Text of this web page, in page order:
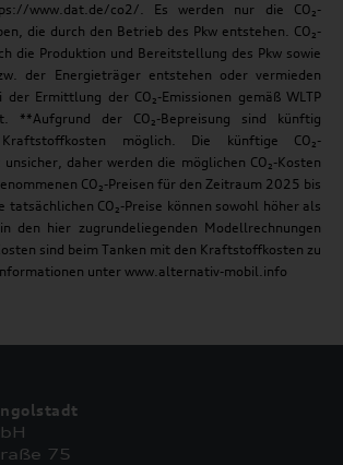
www.dat.de/co2/. Es werden nur die CO₂-
die durch den Betrieb des Pkw entstehen. CO₂-
die Produktion und Bereitstellung des Pkw sowie
der Energieträger entstehen oder vermieden
Ermittlung der CO₂-Emissionen gemäß WLTP
**Aufgrund der CO₂-Bepreisung sind künftig
möglich. Die künftige CO₂-
daher werden die möglichen CO₂-Kosten
CO₂-Preisen für den Zeitraum 2025 bis
CO₂-Preise können sowohl höher als
den hier zugrundeliegenden Modellrechnungen
sind beim Tanken mit den Kraftstoffkosten zu
unter www.alternativ-mobil.info
75